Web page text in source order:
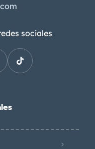
sociales